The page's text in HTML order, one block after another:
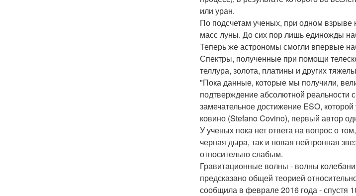
или уран.
По подсчетам ученых, при одном взрыве
масс луны. До сих пор лишь единожды
Теперь же астрономы смогли впервые
Спектры, полученные при помощи
теллура, золота, платины и других
"Пока данные, которые мы получили,
подтверждение абсолютной реальности
замечательное достижение ESO,
ковино (Stefano Covino), первый автор
У ученых пока нет ответа на вопрос о
черная дыра, так и новая нейтронная
относительно слабым.
Гравитационные волны - волны
предсказано общей теорией
сообщила в феврале 2016 года - спустя